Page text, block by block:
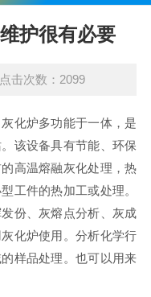
护很有必要
击次数：2099
化炉多功能于一体，是
该设备具有节能、环保
高温熔融灰化处理，热
工件的热加工或处理。
份、灰熔点分析、灰成
化炉使用。分析化学行
样品处理。也可以用来